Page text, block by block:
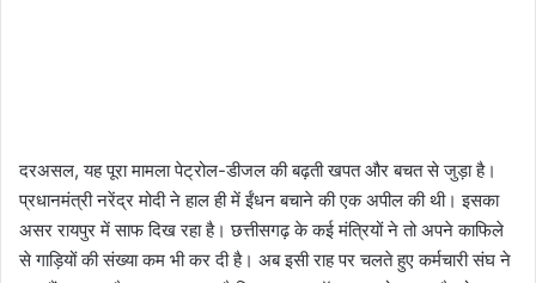
दरअसल, यह पूरा मामला पेट्रोल-डीजल की बढ़ती खपत और बचत से जुड़ा है।
प्रधानमंत्री नरेंद्र मोदी ने हाल ही में ईंधन बचाने की एक अपील की थी। इसका
असर रायपुर में साफ दिख रहा है। छत्तीसगढ़ के कई मंत्रियों ने तो अपने काफिले
से गाड़ियों की संख्या कम भी कर दी है। अब इसी राह पर चलते हुए कर्मचारी संघ ने